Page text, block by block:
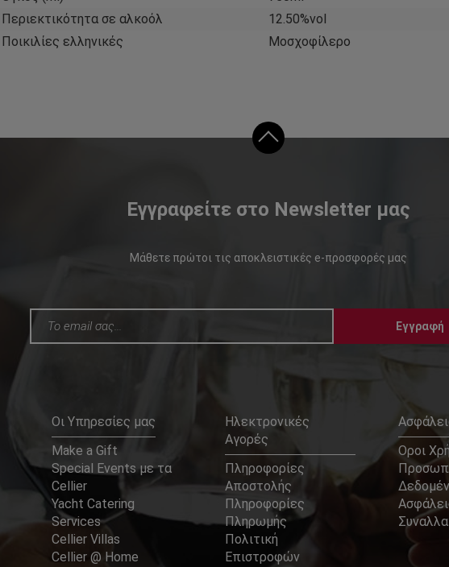
Περιεκτικότητα σε αλκοόλ
12.50%vol
Ποικιλίες ελληνικές
Μοσχοφίλερο
Εγγραφείτε στο Newsletter μας
Μάθετε πρώτοι τις αποκλειστικές e-προσφορές μας
Εγγραφή
Οι Υπηρεσίες μας
Make a Gift
Special Events με τα
Cellier
Yacht Catering
Services
Cellier Villas
Cellier @ Home
Ηλεκτρονικές
Αγορές
Πληροφορίες
Αποστολής
Πληροφορίες
Πληρωμής
Πολιτική
Επιστροφών
Οροι